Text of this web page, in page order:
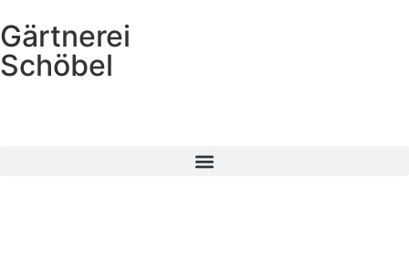
Gärtnerei
Schöbel